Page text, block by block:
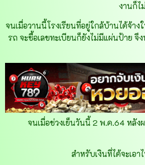
งานก็ไ
จนเมื่อวานนี้โรงเรียนที่อยู่ใกล้บ้านได้จ้า
รถ จะซื้อเลขทะเบียนก็ยังไม่มีแผ่นป้าย จึ
จนเมื่อช่วงเย็นวันนี้ 2 พ.ค.64 หลัง
สำหรับเงินที่ได้จะเอ